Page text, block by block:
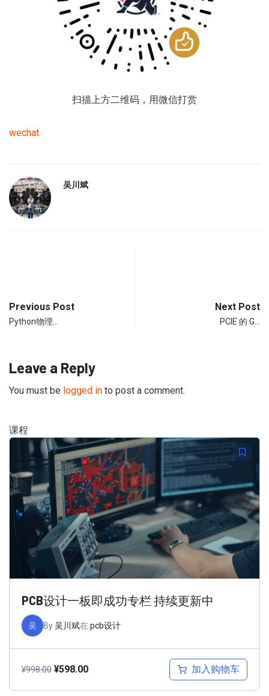
扫描上方二维码，用微信打赏
wechat
吴川斌
Previous Post
Python物理…
Next Post
PCIE 的 G…
Leave a Reply
You must be logged in to post a comment.
课程
PCB设计一板即成功专栏 持续更新中
吴 By吴川斌在 pcb设计
¥998.00 ¥598.00 加入购物车